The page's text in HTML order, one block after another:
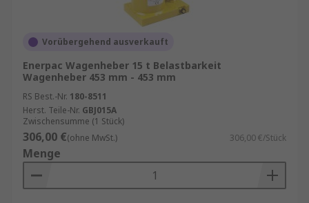
Vorübergehend ausverkauft
Enerpac Wagenheber 15 t Belastbarkeit
Wagenheber 453 mm - 453 mm
RS Best.-Nr. 180-8511
Herst. Teile-Nr. GBJ015A
Zwischensumme (1 Stück)
306,00 €(ohne MwSt.) 306,00 €/Stück
Menge